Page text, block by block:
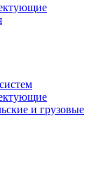
и грузовые